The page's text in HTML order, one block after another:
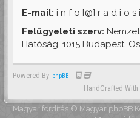
E-mail: i n f o [@] r a d i o s
Felügyeleti szerv:
Hatóság, 1015 Budapest,
Powered By phpBB -
HandCrafted With
Magyar fordítás © Magyar phpBB